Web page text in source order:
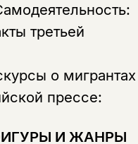
третьей
о мигрантах
прессе:
И ЖАНРЫ